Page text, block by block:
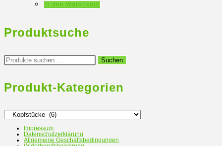
In den Warenkorb
Produktsuche
Suchen
Suchen
Produkt-Kategorien
Impressum
Datenschutzerklärung
Allgemeine Geschäftsbedingungen